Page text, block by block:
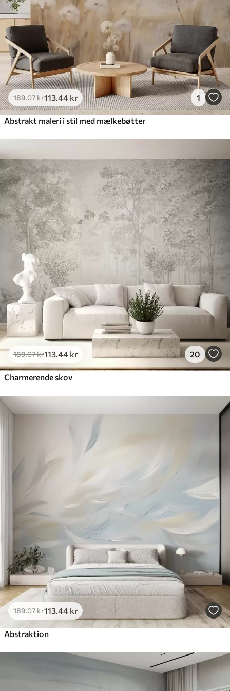
Premium vinyl
516 310.00 /m²
Peel and Stick
666.67400.00kr/m²
189.07kr113 .44 kr 1
Abstrakt maleri i stil med mælkebøtter
189.07kr113 .44 kr 20
Charmerende skov
189.07kr113 .44 kr
Abstraktion